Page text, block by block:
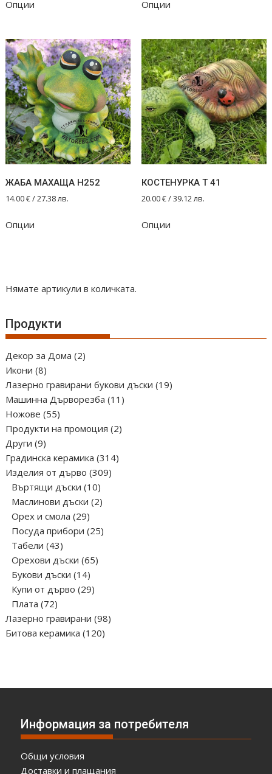
Опции Опции
ЖАБА МАХАЩА Н252
14.00€/ 27.38 лв.
Опции
КОСТЕНУРКА Т 41
20.00€/ 39.12 лв.
Опции
Нямате артикули в количката.
Продукти
Декор за Дома 22
Икони 88
продукта
Лазерно гравирани букови дъски 1919
Машинна Дърворезба 11 11
Ножове 5555
продукта
Продукти на промоция 22
Други 99
продукта
Градинска керамика 314314
Изделия от дърво 309309
Въртящи дъски 1010
продукта
Маслинови дъски 22
Орех и смола 2929
продукта
Посуда прибори 2525
Табели 4343
продукта
Орехови дъски 6565
Букови дъски 1414
продукта
Купи от дърво 2929
Плата 7272
продукта
Лазерно гравирани 9898
Битова керамика 120120
Информация за потребителя
Общи условия
Доставки и плащания